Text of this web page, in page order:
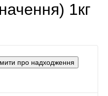
1кг
про надходження